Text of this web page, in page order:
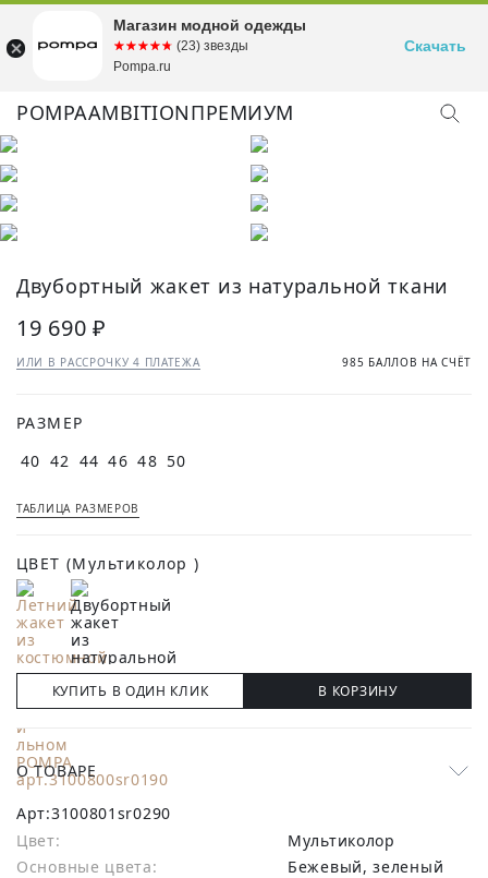
POMPAAMBITIONПРЕМИУМ
КУПИТЬ ОБРАЗ
Двубортный жакет из натуральной ткани
19 690 ₽
ИЛИ В РАССРОЧКУ 4 ПЛАТЕЖА 985 БАЛЛОВ НА СЧЁТ
РАЗМЕР
40 42 44 46 48 50
ТАБЛИЦА РАЗМЕРОВ
ЦВЕТ (Мультиколор )
КУПИТЬ В ОДИН КЛИК В КОРЗИНУ
О ТОВАРЕ
Арт:3100801sr0290
Цвет:
Мультиколор
Основные цвета:
бежевый, зеленый
Магазин модной одежды
☆☆☆☆☆
★★★★★ (23) звезды
Pompa.ru
Скачать